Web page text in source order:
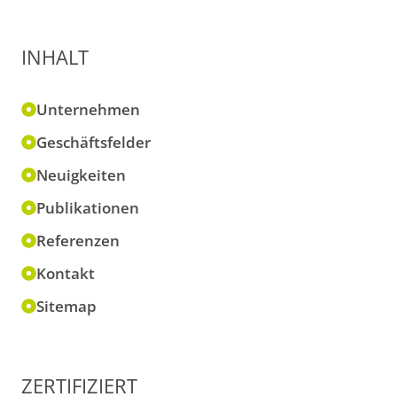
INHALT
Unternehmen
Geschäftsfelder
Neuigkeiten
Publikationen
Referenzen
Kontakt
Sitemap
ZERTIFIZIERT